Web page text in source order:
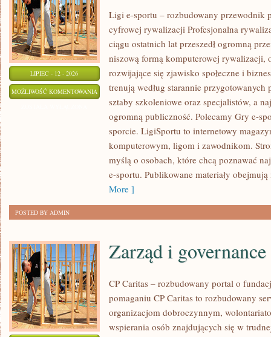
LIPIEC - 12 - 2026
MOŻLIWOŚĆ KOMENTOWANIA
SPORTOWE
Ligi e-sportu – rozbudowany przewodnik
cyfrowej rywalizacji Profesjonalna
ciągu ostatnich lat przeszedł ogromną
niszową formą komputerowej rywalizacji,
rozwijające się zjawisko społeczne i
trenują według starannie
sztaby szkoleniowe oraz specjalistów, a
ogromną publiczność. Polecamy Gry e-
sporcie. LigiSportu to internetowy
komputerowym, ligom i zawodnikom.
myślą o osobach, które chcą poznawać
e-sportu. Publikowane materiały
More ]
POSTED BY ADMIN
Zarząd i governance
CP Caritas – rozbudowany portal o
pomaganiu CP Caritas to rozbudowany
organizacjom dobroczynnym,
wspierania osób znajdujących się w